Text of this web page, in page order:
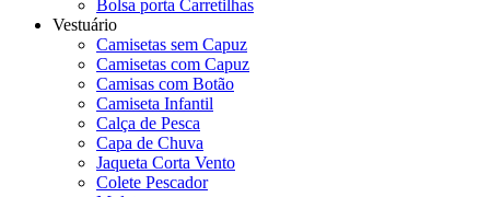
Bolsa porta Carretilhas
Vestuário
Camisetas sem Capuz
Camisetas com Capuz
Camisas com Botão
Camiseta Infantil
Calça de Pesca
Capa de Chuva
Jaqueta Corta Vento
Colete Pescador